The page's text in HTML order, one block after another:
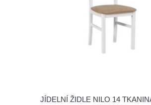
JÍDELNÍ ŽIDLE NILO 14